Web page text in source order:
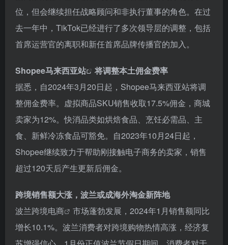
位，但会继续担任战略顾问和非执行董事的角色。在过
去一年中，TikTok已经进行了多次领导层的调整，包括
首席运营官的离职和新任首席品牌传播官的加入。
Shopee马来西亚站
将调整本土佣金费率
据悉，自2024年3月20日起，Shopee马来西亚站将调
整佣金费率。虚拟商品SKU销售收取17.5%佣金，商城
卖家为12%。快消品类如烘焙食品、烹饪必需品、主
食、新鲜冷冻食品可豁免。自2023年10月24日起，
Shopee继续致力于帮助刚接触电子商务的卖家，销售
超过120天后产生更新后佣金。
跨境销售额大涨，波兰或成海外淘金新阵地
波兰跨境电商
市场蓬勃发展，2024年1月销售额同比
增长10.1%。波兰消费者对跨境购物热情高涨，经济复